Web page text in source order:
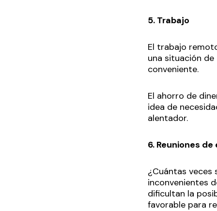
5. Trabajo
El trabajo
una situación
conveniente.
El ahorro de
idea de
alentador.
6. Reuniones de
¿Cuántas veces
inconvenientes
dificultan la
favorable para